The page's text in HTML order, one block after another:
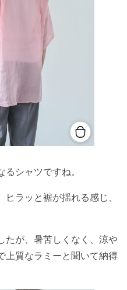
るシャツですね。
ラッと裾が揺れる感じ、
たが、暑苦しくなく、涼や
上質なラミーと聞いて納得